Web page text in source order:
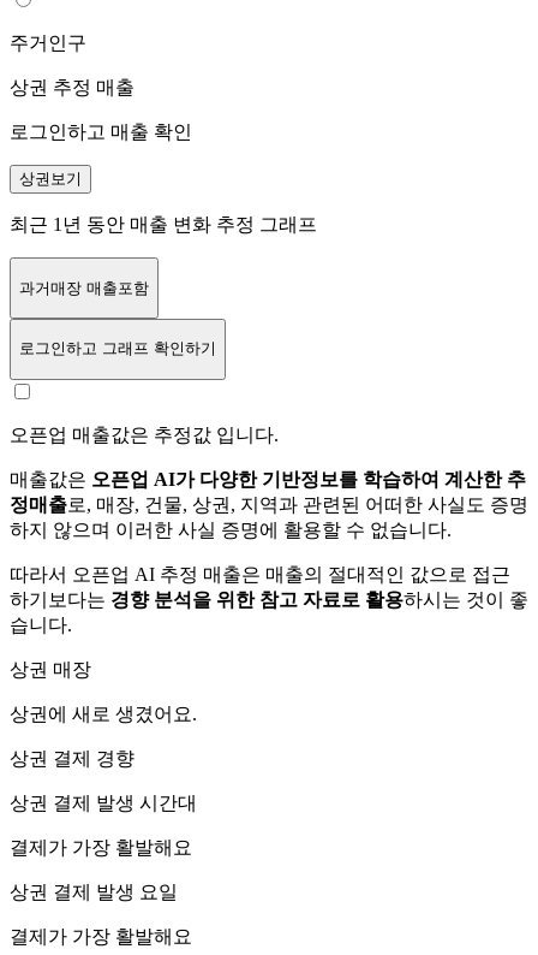
주거인구
상권 추정 매출
로그인하고 매출 확인
상권보기
최근 1년 동안 매출 변화 추정 그래프
과거매장 매출포함
로그인하고 그래프 확인하기
오픈업 매출값은 추정값 입니다.
매출값은 오픈업 AI가 다양한 기반정보를 학습하여 계산한 추
정매출로, 매장, 건물, 상권, 지역과 관련된 어떠한 사실도 증명
하지 않으며 이러한 사실 증명에 활용할 수 없습니다.
따라서 오픈업 AI 추정 매출은 매출의 절대적인 값으로 접근
하기보다는 경향 분석을 위한 참고 자료로 활용하시는 것이 좋
습니다.
상권 매장
상권에 새로 생겼어요.
상권 결제 경향
상권 결제 발생 시간대
결제가 가장 활발해요
상권 결제 발생 요일
결제가 가장 활발해요